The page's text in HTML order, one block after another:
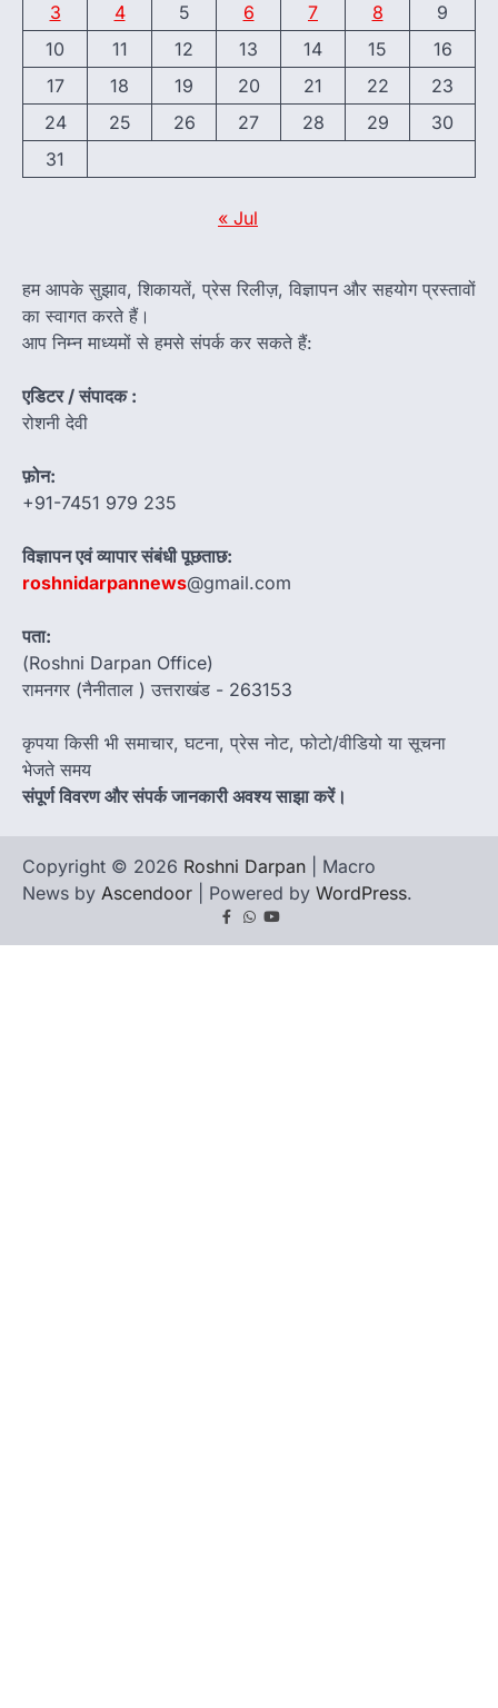
3
4 5 6 7 8
9
10
11 12 13 14 15
16
17
18 19 20 21 22
23
24
25 26 27 28 29
30
31
« Jul
हम आपके सुझाव, शिकायतें, प्रेस रिलीज़, विज्ञापन और सहयोग प्रस्तावों
का स्वागत करते हैं।
आप निम्न माध्यमों से हमसे संपर्क कर सकते हैं:
एडिटर / संपादक :
रोशनी देवी
फ़ोन:
+91-7451 979 235
विज्ञापन एवं व्यापार संबंधी पूछताछ:
roshnidarpannews@gmail.com
पता:
(Roshni Darpan Office)
रामनगर (नैनीताल ) उत्तराखंड - 263153
कृपया किसी भी समाचार, घटना, प्रेस नोट, फोटो/वीडियो या सूचना
भेजते समय
संपूर्ण विवरण और संपर्क जानकारी अवश्य साझा करें।
Copyright © 2026 Roshni Darpan | Macro
News by Ascendoor | Powered by WordPress.
Facebook
Whatsapp
youtube